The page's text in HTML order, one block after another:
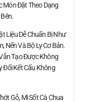
Món Đặt Theo Dạng
Liệu Dễ Chuẩn Bị Như
Nến Và Bộ Ly Cơ Bản.
Tạo Được Không
Đổi Kết Cấu Không
Gỗ, Mì Sốt Cà Chua